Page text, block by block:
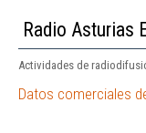
Radio Asturias
Actividades de
Datos comerciales